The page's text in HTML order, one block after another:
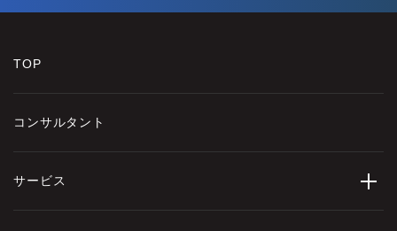
TOP
コンサルタント
サービス